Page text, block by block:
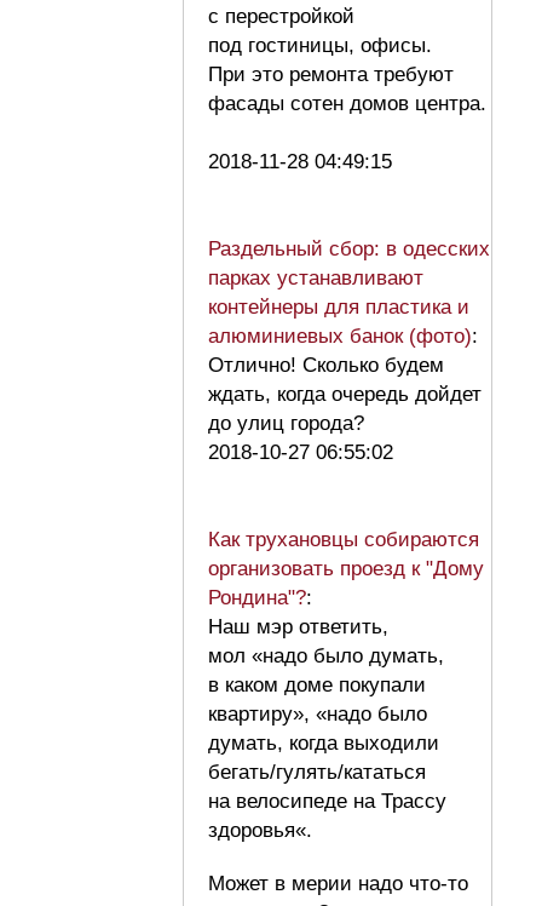
с перестройкой
под гостиницы, офисы.
При это ремонта требуют
фасады сотен домов центра.
2018-11-28 04:49:15
Раздельный сбор: в одесских
парках устанавливают
контейнеры для пластика и
алюминиевых банок (фото):
Отлично! Сколько будем
ждать, когда очередь дойдет
до улиц города?
2018-10-27 06:55:02
Как трухановцы собираются
организовать проезд к "Дому
Рондина"?:
Наш мэр ответить,
мол «надо было думать,
в каком доме покупали
квартиру», «надо было
думать, когда выходили
бегать/гулять/кататься
на велосипеде на Трассу
здоровья«.
Может в мерии надо что-то